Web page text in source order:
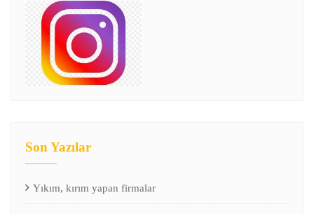
Son Yazılar
Yıkım, kırım yapan firmalar